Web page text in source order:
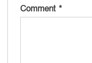
Comment *